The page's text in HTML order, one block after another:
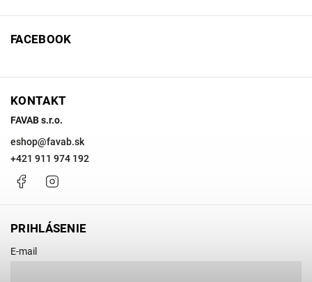
FACEBOOK
KONTAKT
FAVAB s.r.o.
eshop@favab.sk
+421 911 974 192
Facebook
PRIHLÁSENIE
E-mail